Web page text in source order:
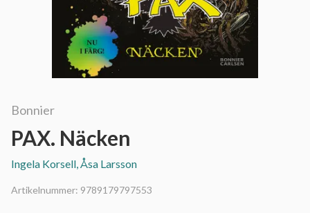
Bonnier
PAX. Näcken
Ingela Korsell, Åsa Larsson
Artikelnummer: 9789179797553